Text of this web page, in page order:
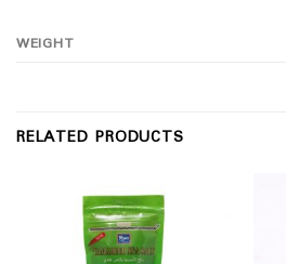
WEIGHT
RELATED PRODUCTS